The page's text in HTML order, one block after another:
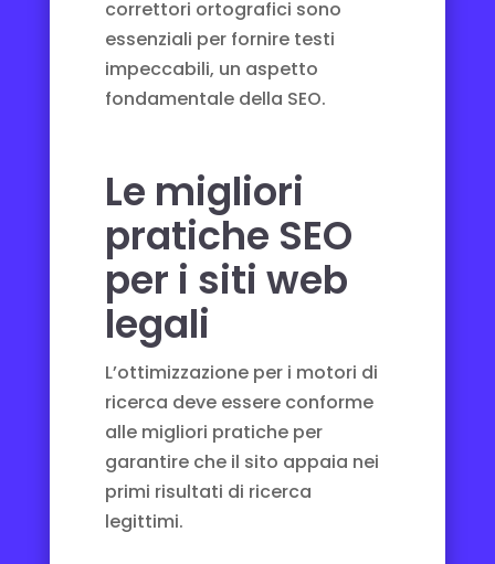
correttori ortografici sono
essenziali per fornire testi
impeccabili, un aspetto
fondamentale della SEO.
Le migliori
pratiche SEO
per i siti web
legali
L’ottimizzazione per i motori di
ricerca deve essere conforme
alle migliori pratiche per
garantire che il sito appaia nei
primi risultati di ricerca
legittimi.